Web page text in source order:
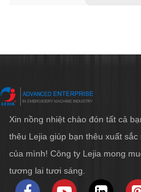
Xin nồng nhiệt chào đón tất cả
thêu Lejia giúp bạn thêu xuất
của mình! Công ty Lejia mong
tương lai tươi sáng.